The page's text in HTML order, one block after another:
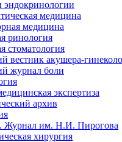
медицина
медицина
ринология
стоматология
вестник акушера-
журнал боли
экспертиза
архив
Журнал им. Н.И. Пирогова
хирургия